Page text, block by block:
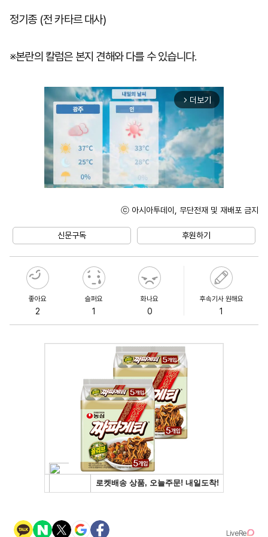
정기종 (전 카타르 대사)
※본란의 칼럼은 본지 견해와 다를 수 있습니다.
arrow_forward_ios 더보기
ⓒ 아시아투데이, 무단전재 및 재배포 금지
신문구독 후원하기
좋아요
2
슬퍼요
1
화나요
0
후속기사 원해요
1